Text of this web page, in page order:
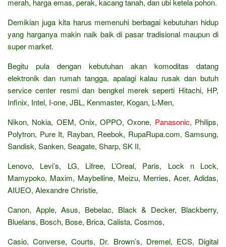
merah, harga emas, perak, kacang tanah, dan ubi ketela pohon.
Demikian juga kita harus memenuhi berbagai kebutuhan hidup
yang harganya makin naik baik di pasar tradisional maupun di
super market.
Begitu pula dengan kebutuhan akan komoditas datang
elektronik dan rumah tangga, apalagi kalau rusak dan butuh
service center resmi dan bengkel merek seperti Hitachi, HP,
Infinix, Intel, I-one, JBL, Kenmaster, Kogan, L-Men,
Nikon, Nokia, OEM, Onix, OPPO, Oxone, Panasonic, Philips,
Polytron, Pure It, Rayban, Reebok, RupaRupa.com, Samsung,
Sandisk, Sanken, Seagate, Sharp, SK II,
Lenovo, Levi’s, LG, Lifree, L’Oreal, Paris, Lock n Lock,
Mamypoko, Maxim, Maybelline, Meizu, Merries, Acer, Adidas,
AIUEO, Alexandre Christie,
Canon, Apple, Asus, Bebelac, Black & Decker, Blackberry,
Bluelans, Bosch, Bose, Brica, Calista, Cosmos,
Casio, Converse, Courts, Dr. Brown’s, Dremel, ECS, Digital